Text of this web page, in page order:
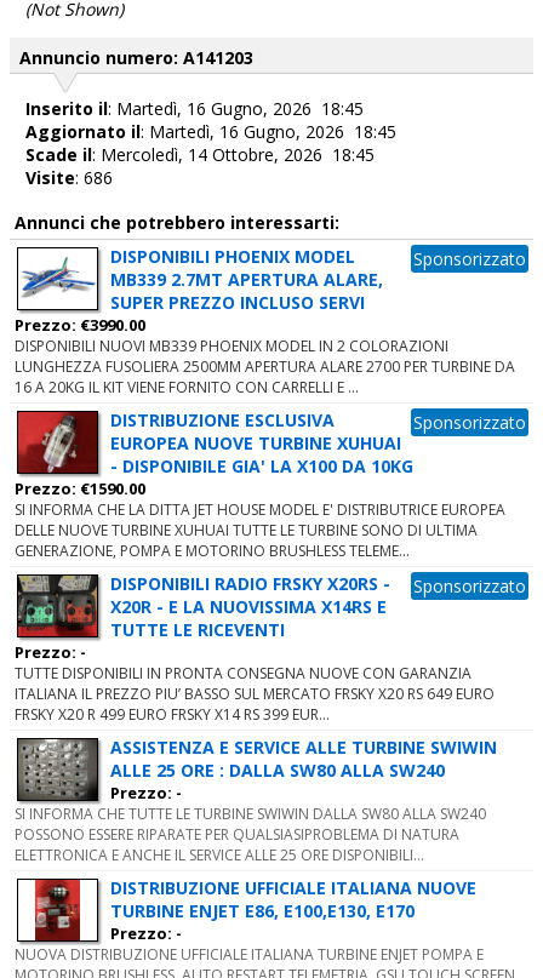
(Not Shown)
Annuncio numero: A141203
Inserito il: Martedì, 16 Gugno, 2026 18:45
Aggiornato il: Martedì, 16 Gugno, 2026 18:45
Scade il: Mercoledì, 14 Ottobre, 2026 18:45
Visite: 686
Annunci che potrebbero interessarti:
Sponsorizzato
DISPONIBILI PHOENIX MODEL
MB339 2.7MT APERTURA ALARE,
SUPER PREZZO INCLUSO SERVI
Prezzo: €3990.00
DISPONIBILI NUOVI MB339 PHOENIX MODEL IN 2 COLORAZIONI
LUNGHEZZA FUSOLIERA 2500MM APERTURA ALARE 2700 PER TURBINE DA
16 A 20KG IL KIT VIENE FORNITO CON CARRELLI E ...
Sponsorizzato
DISTRIBUZIONE ESCLUSIVA
EUROPEA NUOVE TURBINE XUHUAI
- DISPONIBILE GIA' LA X100 DA 10KG
Prezzo: €1590.00
SI INFORMA CHE LA DITTA JET HOUSE MODEL E' DISTRIBUTRICE EUROPEA
DELLE NUOVE TURBINE XUHUAI TUTTE LE TURBINE SONO DI ULTIMA
GENERAZIONE, POMPA E MOTORINO BRUSHLESS TELEME...
Sponsorizzato
DISPONIBILI RADIO FRSKY X20RS -
X20R - E LA NUOVISSIMA X14RS E
TUTTE LE RICEVENTI
Prezzo: -
TUTTE DISPONIBILI IN PRONTA CONSEGNA NUOVE CON GARANZIA
ITALIANA IL PREZZO PIU’ BASSO SUL MERCATO FRSKY X20 RS 649 EURO
FRSKY X20 R 499 EURO FRSKY X14 RS 399 EUR...
ASSISTENZA E SERVICE ALLE TURBINE SWIWIN
ALLE 25 ORE : DALLA SW80 ALLA SW240
Prezzo: -
SI INFORMA CHE TUTTE LE TURBINE SWIWIN DALLA SW80 ALLA SW240
POSSONO ESSERE RIPARATE PER QUALSIASIPROBLEMA DI NATURA
ELETTRONICA E ANCHE IL SERVICE ALLE 25 ORE DISPONIBILI...
DISTRIBUZIONE UFFICIALE ITALIANA NUOVE
TURBINE ENJET E86, E100,E130, E170
Prezzo: -
NUOVA DISTRIBUZIONE UFFICIALE ITALIANA TURBINE ENJET POMPA E